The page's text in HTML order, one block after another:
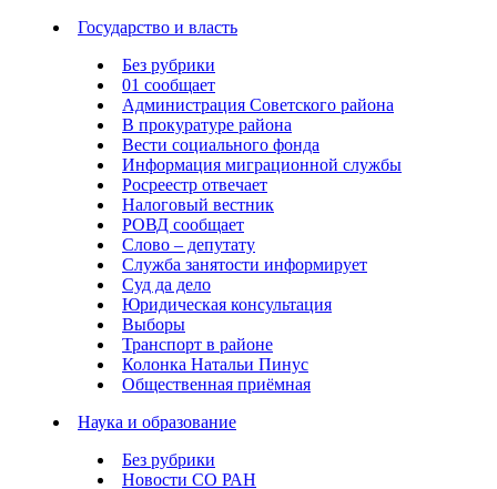
Государство и власть
Без рубрики
01 сообщает
Администрация Советского района
В прокуратуре района
Вести социального фонда
Информация миграционной службы
Росреестр отвечает
Налоговый вестник
РОВД сообщает
Слово – депутату
Служба занятости информирует
Суд да дело
Юридическая консультация
Выборы
Транспорт в районе
Колонка Натальи Пинус
Общественная приёмная
Наука и образование
Без рубрики
Новости СО РАН